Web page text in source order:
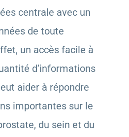
centrale avec un
de toute
un accès facile à
d’informations
aider à répondre
importantes sur le
du sein et du